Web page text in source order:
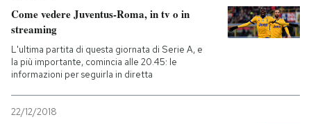
SHOP
CALENDARIO
AREA PERSONALE
Come vedere Juventus-Roma, in tv o in
streaming
L'ultima partita di questa giornata di Serie A, e
la più importante, comincia alle 20.45: le
informazioni per seguirla in diretta
22/12/2018